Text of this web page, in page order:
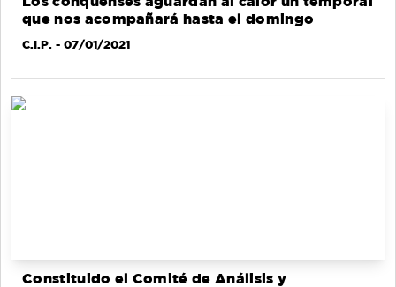
que nos acompañará hasta el domingo
C.I.P. - 07/01/2021
Constituido el Comité de Análisis y